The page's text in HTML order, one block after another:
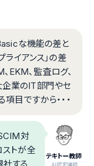
な機能の差と
ライアンス」の差
EKM、監査ログ、
企業のIT部門やセ
目ですから・・・
テキトー教師
.AI認定講師
対
ストが全